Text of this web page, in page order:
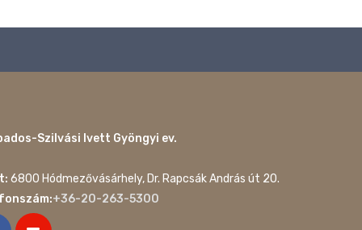
Szilvási Ivett Gyöngyi ev.
6800 Hódmezővásárhely, Dr. Rapcsák András út 20.
+36-20-263-5300